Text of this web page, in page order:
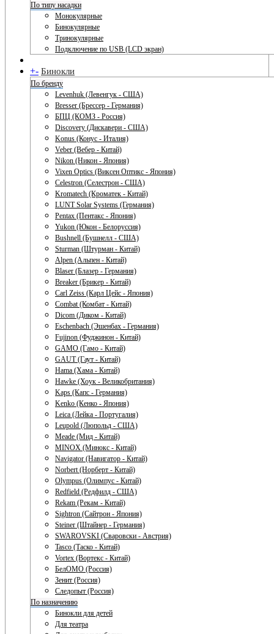
По типу насадки
Монокулярные
Бинокулярные
Тринокулярные
Подключение по USB (LCD экран)
+- Бинокли
По бренду
Levenhuk (Левенгук - США)
Bresser (Брессер - Германия)
БПЦ (КОМЗ - Россия)
Discovery (Дискавери - США)
Konus (Конус - Италия)
Veber (Вебер - Китай)
Nikon (Никон - Япония)
Vixen Optics (Виксен Оптикс - Япония)
Celestron (Селестрон - США)
Kromatech (Кроматек - Китай)
LUNT Solar Systems (Германия)
Pentax (Пентакс - Япония)
Yukon (Юкон - Белоруссия)
Bushnell (Бушнелл - США)
Sturman (Штурман - Китай)
Alpen (Альпен - Китай)
Blaser (Блазер - Германия)
Breaker (Брикер - Китай)
Carl Zeiss (Карл Цейс - Япония)
Combat (Комбат - Китай)
Dicom (Диком - Китай)
Eschenbach (Эшенбах - Германия)
Fujinon (Фуджинон - Китай)
GAMO (Гамо - Китай)
GAUT (Гаут - Китай)
Hama (Хама - Китай)
Hawke (Хоук - Великобритания)
Kaps (Капс - Германия)
Kenko (Кенко - Япония)
Leica (Лейка - Португалия)
Leupold (Люпольд - США)
Meade (Мид - Китай)
MINOX (Минокс - Китай)
Navigator (Навигатор - Китай)
Norbert (Норберт - Китай)
Olympus (Олимпус - Китай)
Redfield (Редфилд - США)
Rekam (Рекам - Китай)
Sightron (Сайтрон - Япония)
Steiner (Штайнер - Германия)
SWAROVSKI (Сваровски - Австрия)
Tasco (Таско - Китай)
Vortex (Вортекс - Китай)
БелОМО (Россия)
Зенит (Россия)
Следопыт (Россия)
По назначению
Бинокли для детей
Для театра